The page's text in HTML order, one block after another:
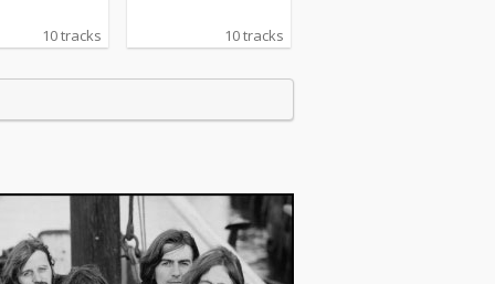
10 tracks 10 tracks